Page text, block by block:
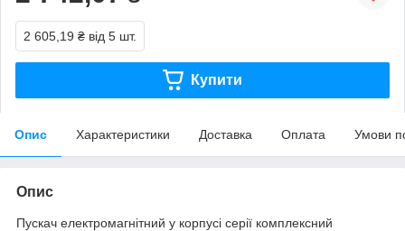
2 605,19 ₴ від 5 шт.
Купити
Опис Характеристики Доставка Оплата Умови
Опис
Пускач електромагнітний у корпусі серії комплексний